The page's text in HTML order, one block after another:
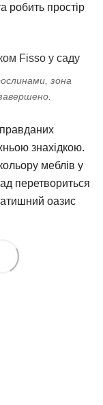
робить простір
зона
знахідкою.
меблів у
перетвориться
оазис